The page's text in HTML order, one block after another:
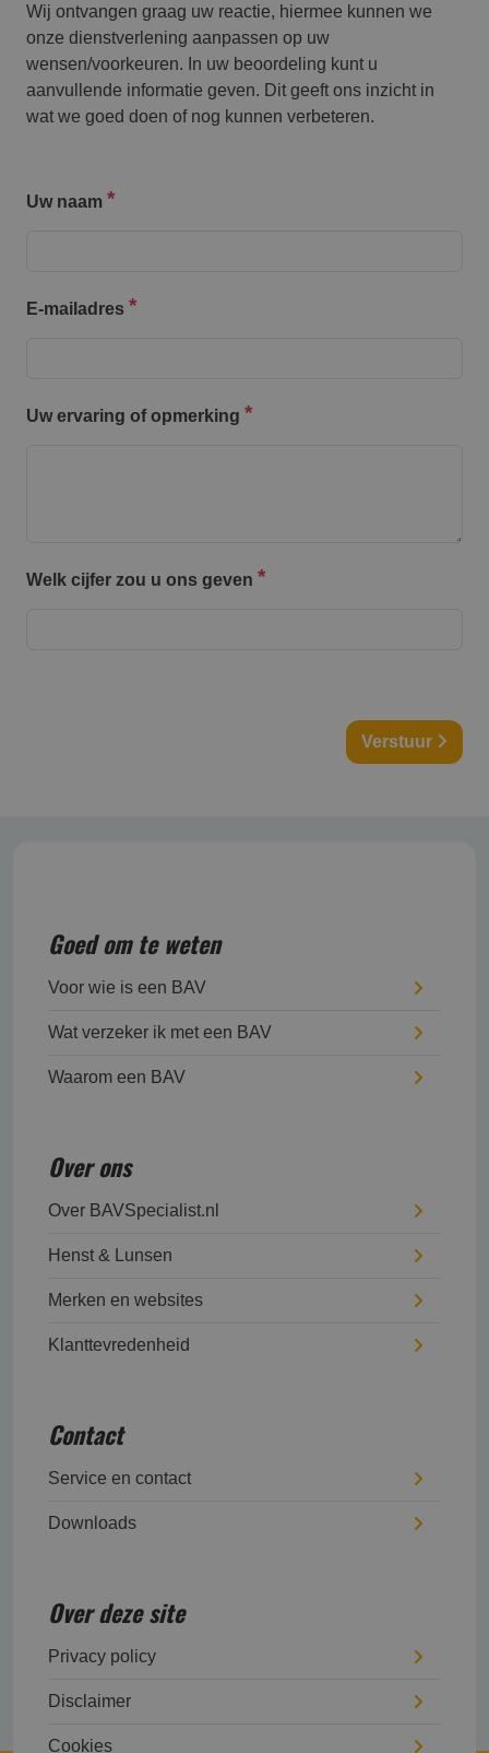
Wij ontvangen graag uw reactie, hiermee kunnen we
onze dienstverlening aanpassen op uw
wensen/voorkeuren. In uw beoordeling kunt u
aanvullende informatie geven. Dit geeft ons inzicht in
wat we goed doen of nog kunnen verbeteren.
Uw naam
E-mailadres
Uw ervaring of opmerking
Welk cijfer zou u ons geven
Verstuur
Goed om te weten
Voor wie is een BAV
Wat verzeker ik met een BAV
Waarom een BAV
Over ons
Over BAVSpecialist.nl
Henst & Lunsen
Merken en websites
Klanttevredenheid
Contact
Service en contact
Downloads
Over deze site
Privacy policy
Disclaimer
Cookies